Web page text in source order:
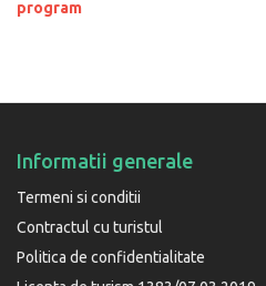
program
Informatii generale
Termeni si conditii
Contractul cu turistul
Politica de confidentialitate